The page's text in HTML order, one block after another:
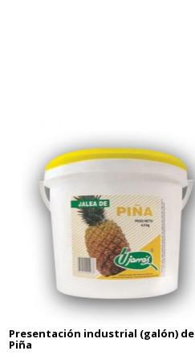
Presentación industrial (galón) de
Piña